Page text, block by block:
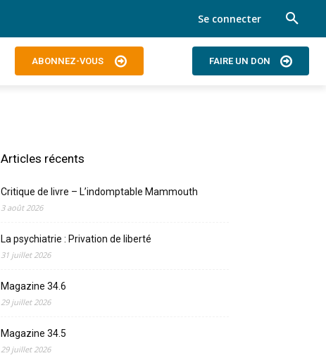
Se connecter
ABONNEZ-VOUS FAIRE UN DON
Articles récents
Critique de livre – L’indomptable Mammouth
3 août 2026
La psychiatrie : Privation de liberté
31 juillet 2026
Magazine 34.6
29 juillet 2026
Magazine 34.5
29 juillet 2026